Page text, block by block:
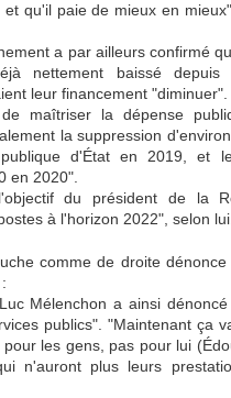
qu'il paie de mieux en
a par ailleurs confirmé
nettement baissé
leur financement "diminuer".
maîtriser la dépense
la suppression
d'État en 2019, et
en 2020".
du président de la
à l'horizon 2022", selon lui.
comme de droite
Mélenchon a ainsi
publics". "Maintenant ça
les gens, pas pour lui
n'auront plus leurs